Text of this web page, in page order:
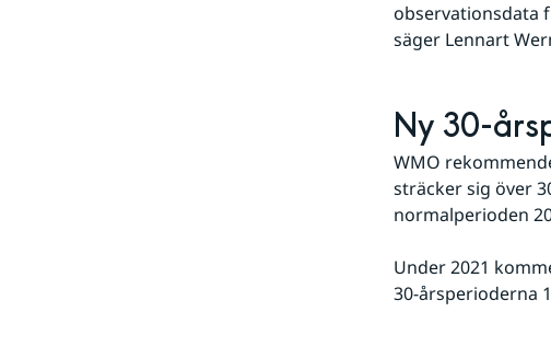
observationsdata
säger Lennart
Ny 30-
WMO
sträcker sig över
normalperioden
Under 2021
30-årsperioderna